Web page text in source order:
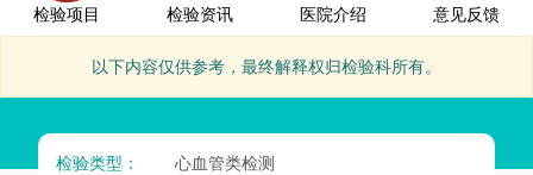
检验项目 检验资讯 医院介绍 意见反馈
以下内容仅供参考，最终解释权归检验科所有。
检验类型： 心血管类检测